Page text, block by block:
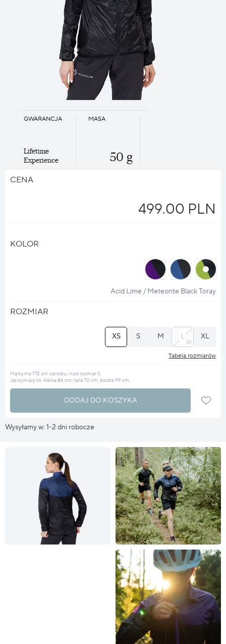
MASA
50 g
GWARANCJA
Lifetime
Experience
CENA
499.00 PLN
KOLOR
halo
halo
halo
?
Acid Lime / Meteorite Black Toray
ROZMIAR
XL
L
M
S
XS
Tabela rozmiarów
Marta ma 172 cm wzrostu i nosi rozmiar S.
Jej wymiary to: klatka 86 cm, talia 70 cm, biodra 99 cm.
DODAJ DO KOSZYKA
Wysyłamy w: 1-2 dni robocze